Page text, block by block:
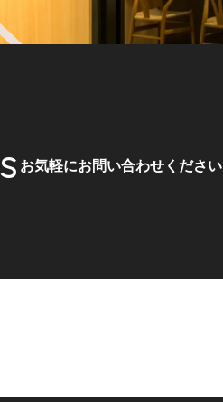
お気軽にお問い合わせください